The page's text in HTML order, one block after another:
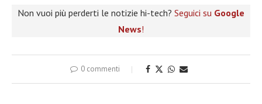
Non vuoi più perderti le notizie hi-tech? Seguici su Google
News!
0 commenti